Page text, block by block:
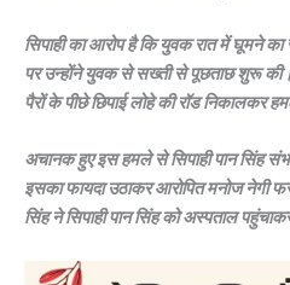
सिपाही का आरोप है कि युवक रात में घूमने
पर उन्होंने युवक से सख्ती से पूछताछ शुरू
पैरों के पीछे छिपाई लोहे की रॉड निकालकर
अचानक हुए इस हमले से सिपाही पान सिंह
इसका फायदा उठाकर आरोपित मनोज नेगी
सिंह ने सिपाही पान सिंह को अस्पताल